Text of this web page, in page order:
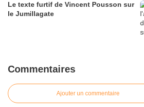
Le texte furtif de Vincent Pousson sur
le Jumillagate
Commentaires
Ajouter un commentaire